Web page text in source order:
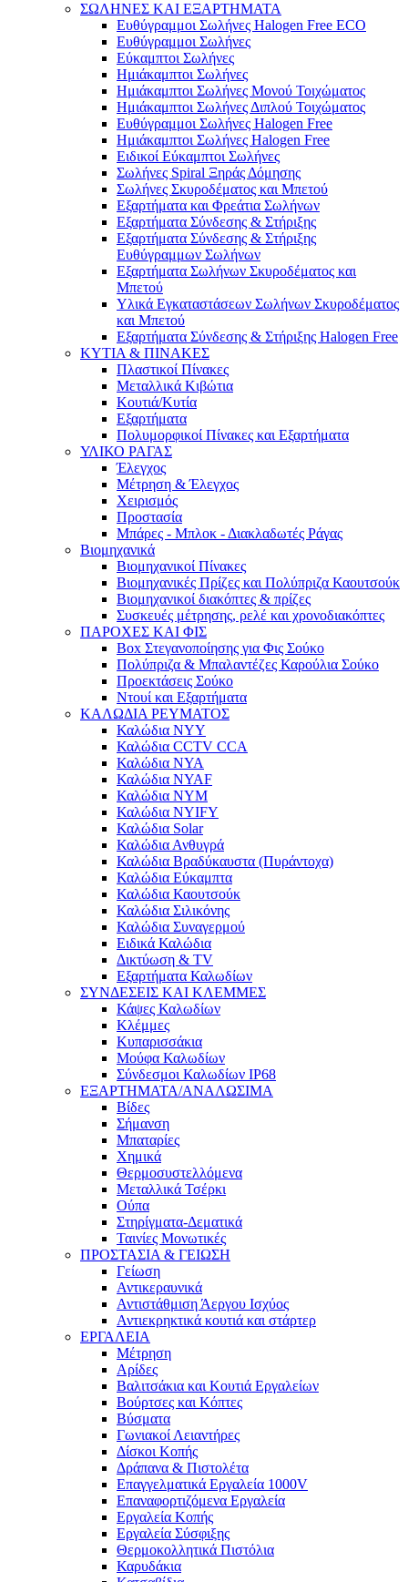
ΣΩΛΗΝΕΣ ΚΑΙ ΕΞΑΡΤΗΜΑΤΑ
Ευθύγραμμοι Σωλήνες Halogen Free ECO
Ευθύγραμμοι Σωλήνες
Εύκαμπτοι Σωλήνες
Ημιάκαμπτοι Σωλήνες
Ημιάκαμπτοι Σωλήνες Μονού Τοιχώματος
Ημιάκαμπτοι Σωλήνες Διπλού Τοιχώματος
Ευθύγραμμοι Σωλήνες Halogen Free
Ημιάκαμπτοι Σωλήνες Halogen Free
Ειδικοί Εύκαμπτοι Σωλήνες
Σωλήνες Spiral Ξηράς Δόμησης
Σωλήνες Σκυροδέματος και Μπετού
Εξαρτήματα και Φρεάτια Σωλήνων
Εξαρτήματα Σύνδεσης & Στήριξης
Εξαρτήματα Σύνδεσης & Στήριξης
Ευθύγραμμων Σωλήνων
Εξαρτήματα Σωλήνων Σκυροδέματος και
Μπετού
Υλικά Εγκαταστάσεων Σωλήνων Σκυροδέματος
και Μπετού
Εξαρτήματα Σύνδεσης & Στήριξης Halogen Free
ΚΥΤΙΑ & ΠΙΝΑΚΕΣ
Πλαστικοί Πίνακες
Μεταλλικά Κιβώτια
Κουτιά/Κυτία
Εξαρτήματα
Πολυμορφικοί Πίνακες και Εξαρτήματα
ΥΛΙΚΟ ΡΑΓΑΣ
Έλεγχος
Μέτρηση & Έλεγχος
Χειρισμός
Προστασία
Μπάρες - Μπλοκ - Διακλαδωτές Ράγας
Βιομηχανικά
Βιομηχανικοί Πίνακες
Βιομηχανικές Πρίζες και Πολύπριζα Καουτσούκ
Βιομηχανικοί διακόπτες & πρίζες
Συσκευές μέτρησης, ρελέ και χρονοδιακόπτες
ΠΑΡΟΧΕΣ ΚΑΙ ΦΙΣ
Box Στεγανοποίησης για Φις Σούκο
Πολύπριζα & Μπαλαντέζες Καρούλια Σούκο
Προεκτάσεις Σούκο
Ντουί και Εξαρτήματα
ΚΑΛΩΔΙΑ ΡΕΥΜΑΤΟΣ
Καλώδια NYY
Καλώδια CCTV CCA
Καλώδια NYA
Καλώδια NYAF
Καλώδια NYM
Καλώδια NYIFY
Καλώδια Solar
Καλώδια Ανθυγρά
Καλώδια Βραδύκαυστα (Πυράντοχα)
Καλώδια Εύκαμπτα
Καλώδια Καουτσούκ
Καλώδια Σιλικόνης
Καλώδια Συναγερμού
Ειδικά Καλώδια
Δικτύωση & TV
Εξαρτήματα Καλωδίων
ΣΥΝΔΕΣΕΙΣ ΚΑΙ ΚΛΕΜΜΕΣ
Κάψες Καλωδίων
Κλέμμες
Κυπαρισσάκια
Μούφα Καλωδίων
Σύνδεσμοι Καλωδίων IP68
ΕΞΑΡΤΗΜΑΤΑ/ΑΝΑΛΩΣΙΜΑ
Βίδες
Σήμανση
Μπαταρίες
Χημικά
Θερμοσυστελλόμενα
Μεταλλικά Τσέρκι
Ούπα
Στηρίγματα-Δεματικά
Ταινίες Μονωτικές
ΠΡΟΣΤΑΣΙΑ & ΓΕΙΩΣΗ
Γείωση
Αντικεραυνικά
Αντιστάθμιση Άεργου Ισχύος
Αντιεκρηκτικά κουτιά και στάρτερ
ΕΡΓΑΛΕΙΑ
Μέτρηση
Αρίδες
Βαλιτσάκια και Κουτιά Εργαλείων
Βούρτσες και Κόπτες
Βύσματα
Γωνιακοί Λειαντήρες
Δίσκοι Κοπής
Δράπανα & Πιστολέτα
Επαγγελματικά Εργαλεία 1000V
Επαναφορτιζόμενα Εργαλεία
Εργαλεία Κοπής
Εργαλεία Σύσφιξης
Θερμοκολλητικά Πιστόλια
Καρυδάκια